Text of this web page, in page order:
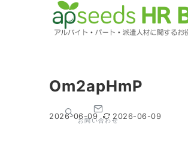
お問い合わせ
Om2apHmP
2026-06-09 2026-06-09